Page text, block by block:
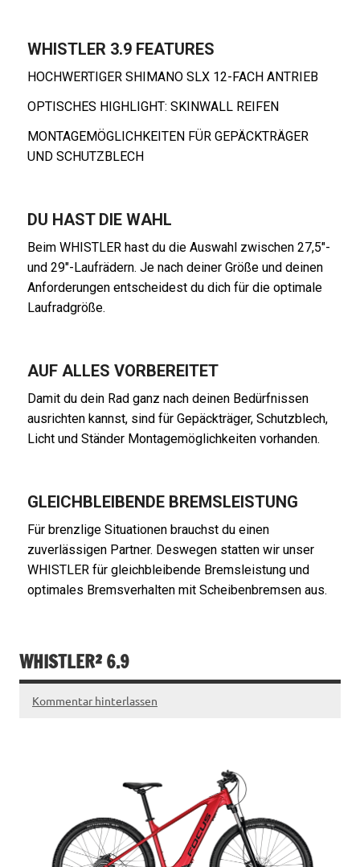
WHISTLER 3.9 FEATURES
HOCHWERTIGER SHIMANO SLX 12-FACH ANTRIEB
OPTISCHES HIGHLIGHT: SKINWALL REIFEN
MONTAGEMÖGLICHKEITEN FÜR GEPÄCKTRÄGER
UND SCHUTZBLECH
DU HAST DIE WAHL
Beim WHISTLER hast du die Auswahl zwischen 27,5″-
und 29″-Laufrädern. Je nach deiner Größe und deinen
Anforderungen entscheidest du dich für die optimale
Laufradgröße.
AUF ALLES VORBEREITET
Damit du dein Rad ganz nach deinen Bedürfnissen
ausrichten kannst, sind für Gepäckträger, Schutzblech,
Licht und Ständer Montagemöglichkeiten vorhanden.
GLEICHBLEIBENDE BREMSLEISTUNG
Für brenzlige Situationen brauchst du einen
zuverlässigen Partner. Deswegen statten wir unser
WHISTLER für gleichbleibende Bremsleistung und
optimales Bremsverhalten mit Scheibenbremsen aus.
WHISTLER² 6.9
Kommentar hinterlassen